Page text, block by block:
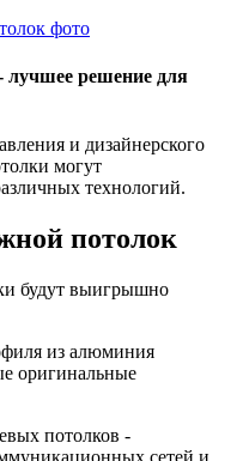
решение для
и дизайнерского
могут
технологий.
потолок
будут выигрышно
из алюминия
оригинальные
потолков -
сетей и